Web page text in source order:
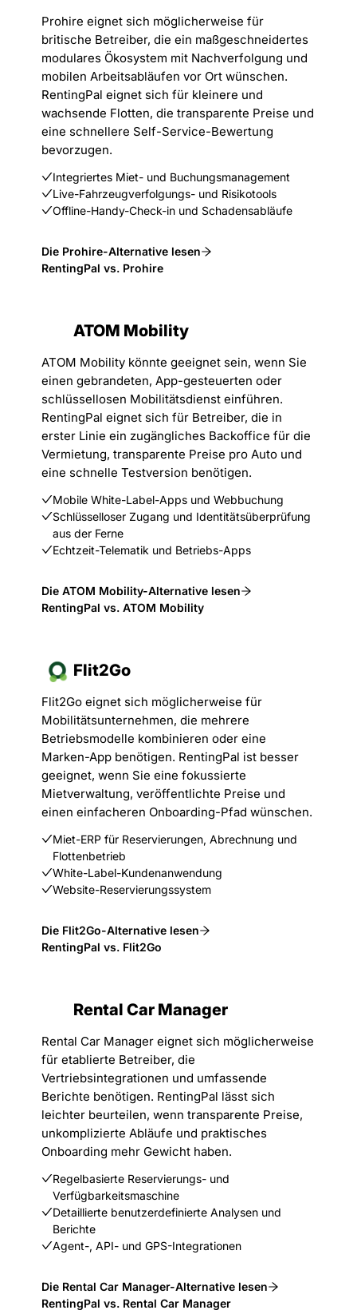
Prohire eignet sich möglicherweise für
britische Betreiber, die ein maßgeschneidertes
modulares Ökosystem mit Nachverfolgung und
mobilen Arbeitsabläufen vor Ort wünschen.
RentingPal eignet sich für kleinere und
wachsende Flotten, die transparente Preise und
eine schnellere Self-Service-Bewertung
bevorzugen.
Integriertes Miet- und Buchungsmanagement
Live-Fahrzeugverfolgungs- und Risikotools
Offline-Handy-Check-in und Schadensabläufe
Die Prohire-Alternative lesen
RentingPal vs. Prohire
ATOM Mobility
ATOM Mobility könnte geeignet sein, wenn Sie
einen gebrandeten, App-gesteuerten oder
schlüssellosen Mobilitätsdienst einführen.
RentingPal eignet sich für Betreiber, die in
erster Linie ein zugängliches Backoffice für die
Vermietung, transparente Preise pro Auto und
eine schnelle Testversion benötigen.
Mobile White-Label-Apps und Webbuchung
Schlüsselloser Zugang und Identitätsüberprüfung
aus der Ferne
Echtzeit-Telematik und Betriebs-Apps
Die ATOM Mobility-Alternative lesen
RentingPal vs. ATOM Mobility
Flit2Go
Flit2Go eignet sich möglicherweise für
Mobilitätsunternehmen, die mehrere
Betriebsmodelle kombinieren oder eine
Marken-App benötigen. RentingPal ist besser
geeignet, wenn Sie eine fokussierte
Mietverwaltung, veröffentlichte Preise und
einen einfacheren Onboarding-Pfad wünschen.
Miet-ERP für Reservierungen, Abrechnung und
Flottenbetrieb
White-Label-Kundenanwendung
Website-Reservierungssystem
Die Flit2Go-Alternative lesen
RentingPal vs. Flit2Go
Rental Car Manager
Rental Car Manager eignet sich möglicherweise
für etablierte Betreiber, die
Vertriebsintegrationen und umfassende
Berichte benötigen. RentingPal lässt sich
leichter beurteilen, wenn transparente Preise,
unkomplizierte Abläufe und praktisches
Onboarding mehr Gewicht haben.
Regelbasierte Reservierungs- und
Verfügbarkeitsmaschine
Detaillierte benutzerdefinierte Analysen und
Berichte
Agent-, API- und GPS-Integrationen
Die Rental Car Manager-Alternative lesen
RentingPal vs. Rental Car Manager